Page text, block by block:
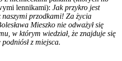
lennikami): Jak przykro jest
naszymi przodkami! Za życia
Mieszko nie odważył się
w którym wiedział, że znajduje się
z miejsca.